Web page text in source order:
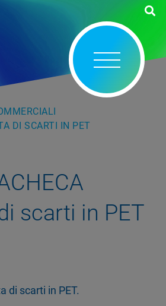
DI SCARTI IN PET
scarti in PET
di scarti in PET.